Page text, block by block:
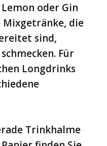
oder Gin
Mixgetränke, die
sind,
Für
Longdrinks
Trinkhalme